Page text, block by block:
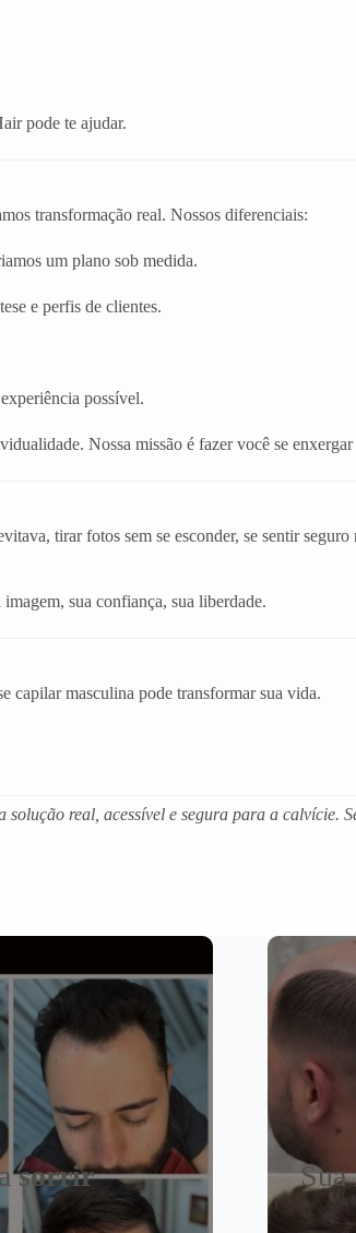
pode te ajudar.
transformação real. Nossos diferenciais:
um plano sob medida.
e perfis de clientes.
possível.
Nossa missão é fazer você se
tirar fotos sem se esconder, se sentir
sua confiança, sua liberdade.
capilar masculina pode transformar sua vida.
real, acessível e segura para a calvície.
sorrir